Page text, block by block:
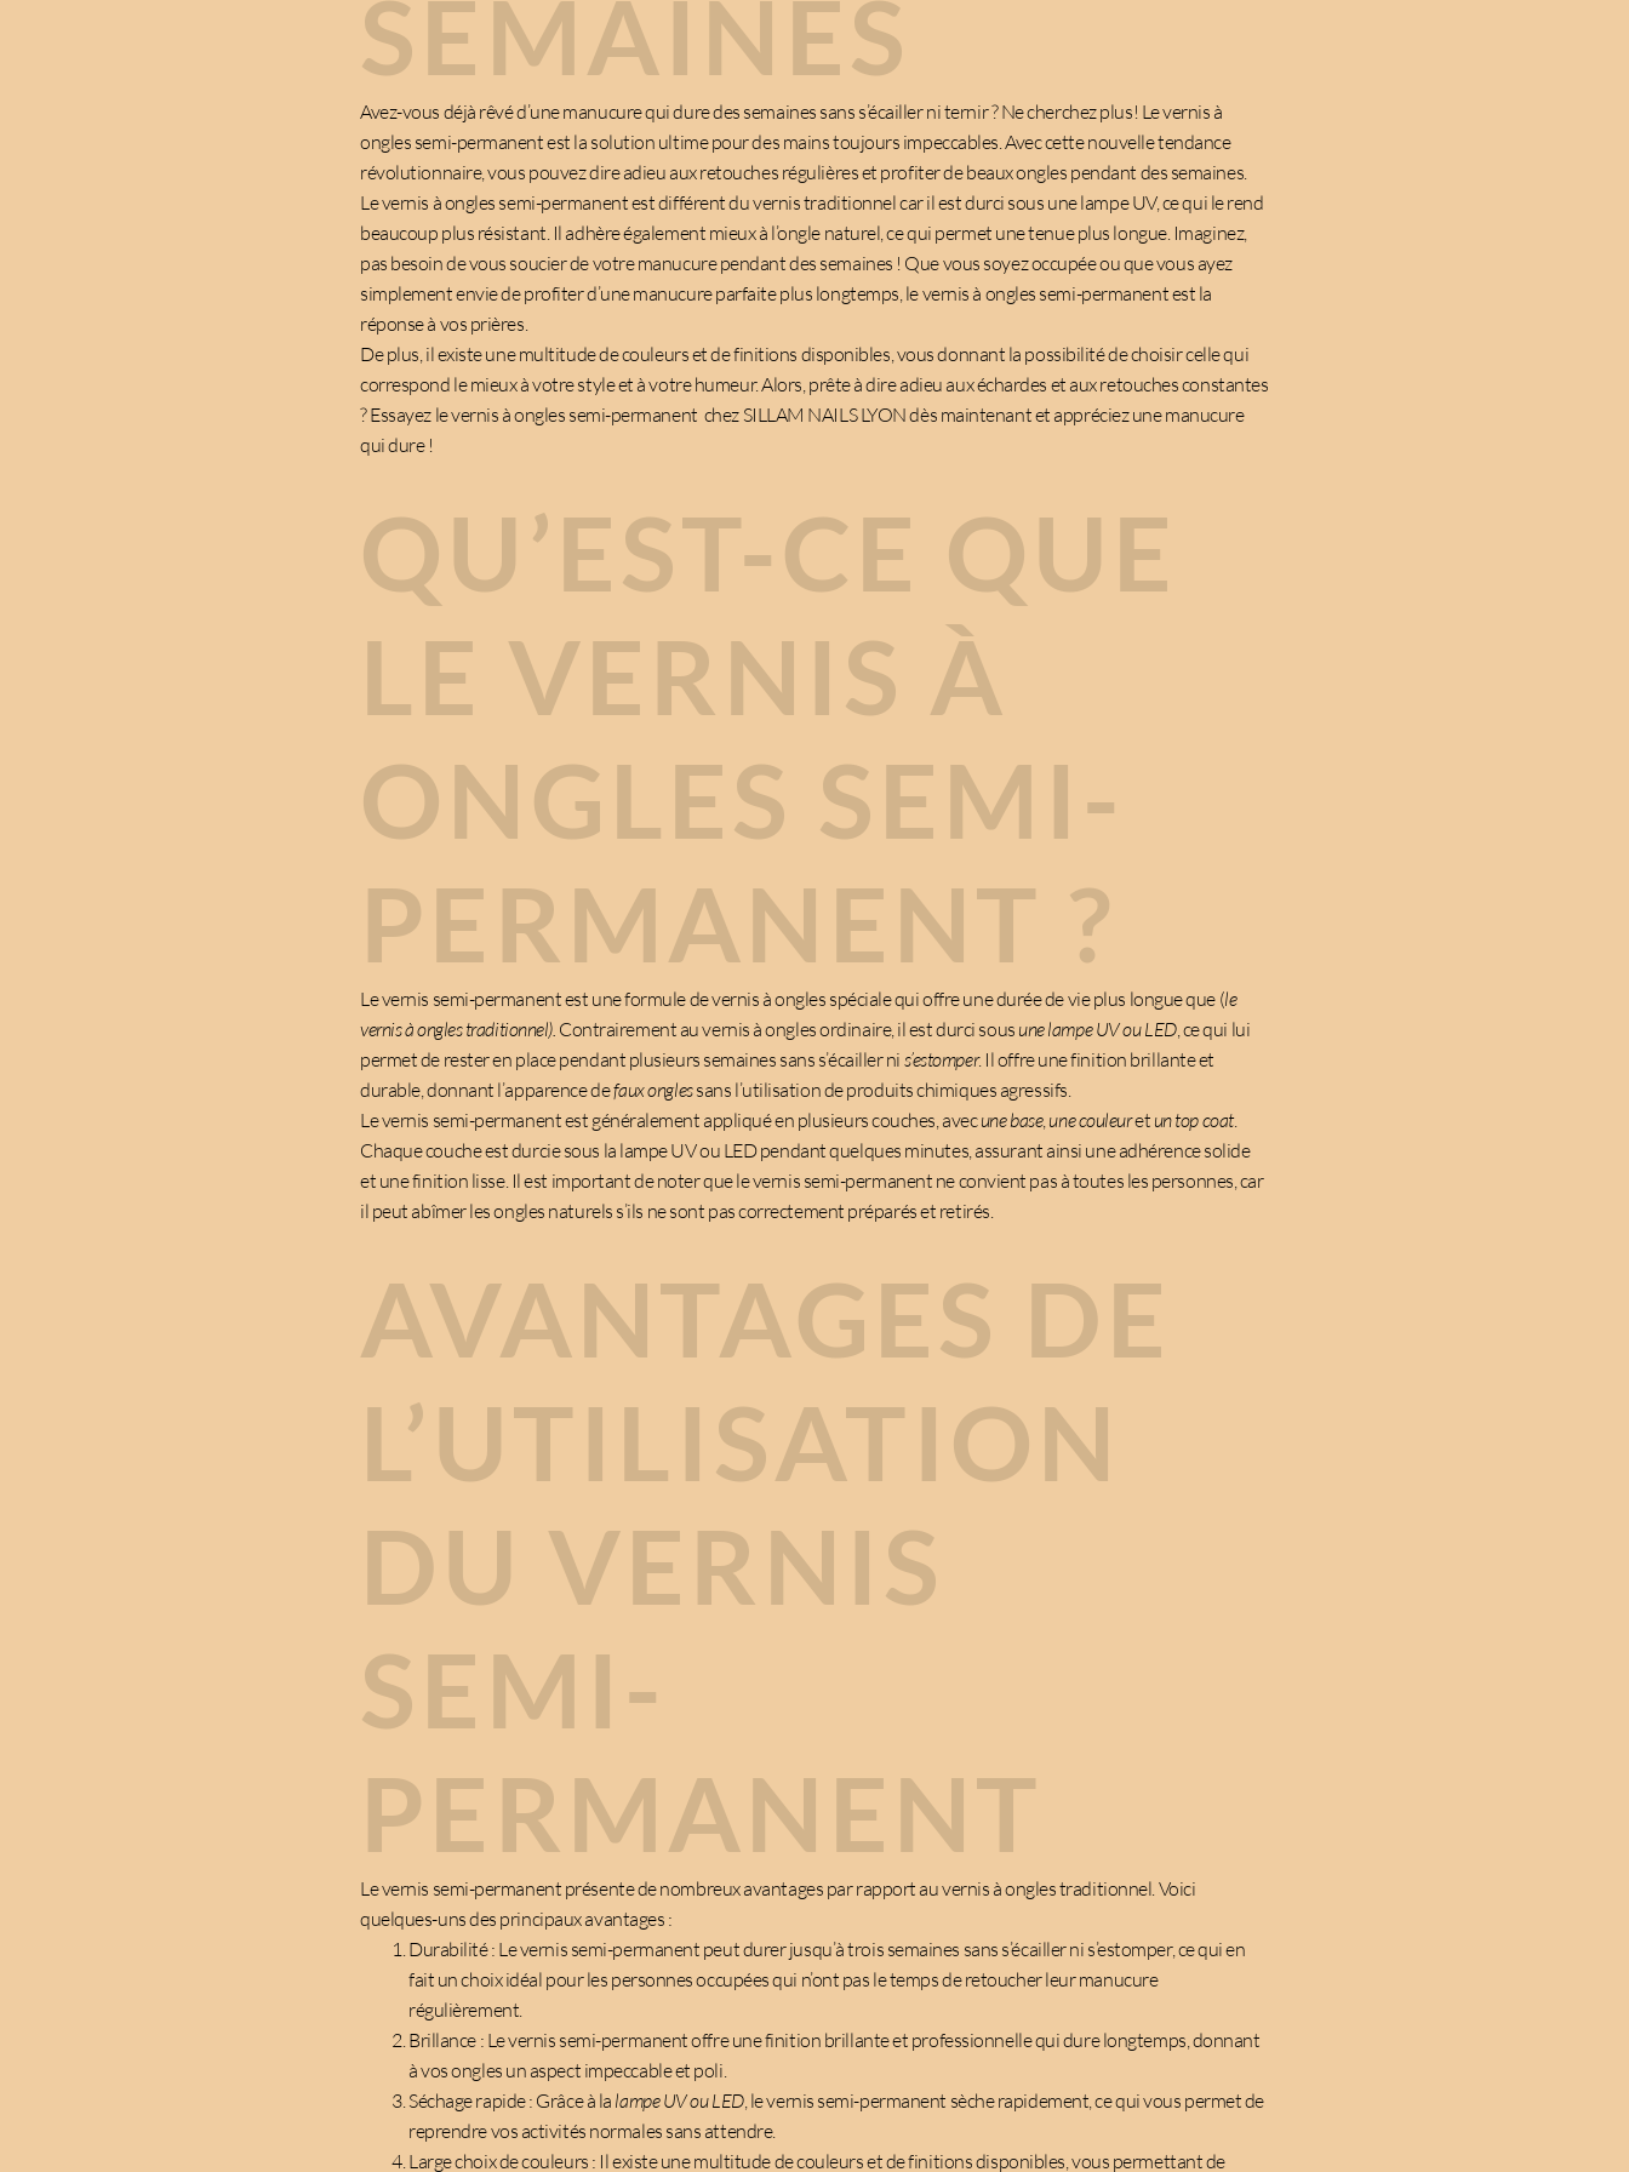
SEMAINES
Avez-vous déjà rêvé d’une manucure qui dure des semaines sans s’écailler ni ternir ? Ne cherchez plus! Le vernis à
ongles semi-permanent est la solution ultime pour des mains toujours impeccables. Avec cette nouvelle tendance
révolutionnaire, vous pouvez dire adieu aux retouches régulières et profiter de beaux ongles pendant des semaines.
Le vernis à ongles semi-permanent est différent du vernis traditionnel car il est durci sous une lampe UV, ce qui le rend
beaucoup plus résistant. Il adhère également mieux à l’ongle naturel, ce qui permet une tenue plus longue. Imaginez,
pas besoin de vous soucier de votre manucure pendant des semaines ! Que vous soyez occupée ou que vous ayez
simplement envie de profiter d’une manucure parfaite plus longtemps, le vernis à ongles semi-permanent est la
réponse à vos prières.
De plus, il existe une multitude de couleurs et de finitions disponibles, vous donnant la possibilité de choisir celle qui
correspond le mieux à votre style et à votre humeur. Alors, prête à dire adieu aux échardes et aux retouches constantes
? Essayez le vernis à ongles semi-permanent chezSILLAM NAILS LYONdès maintenant et appréciez une manucure
qui dure !
QU’EST-CE QUE
LE VERNIS À
ONGLES SEMI-
PERMANENT ?
Le vernis semi-permanent est une formule de vernis à ongles spéciale qui offre une durée de vie plus longue que (le
vernis à ongles traditionnel). Contrairement au vernis à ongles ordinaire, il est durci sous une lampe UV ou LED, ce qui lui
permet de rester en place pendant plusieurs semaines sans s’écailler ni s’estomper. Il offre une finition brillante et
durable, donnant l’apparence defaux onglessans l’utilisation de produits chimiques agressifs.
Le vernis semi-permanent est généralement appliqué en plusieurs couches, avecune base, une couleuret un top coat.
Chaque couche est durcie sous la lampe UV ou LED pendant quelques minutes, assurant ainsi une adhérence solide
et une finition lisse. Il est important de noter que le vernis semi-permanent ne convient pas à toutes les personnes, car
il peut abîmer les ongles naturels s’ils ne sont pas correctement préparés et retirés.
AVANTAGES DE
L’UTILISATION
DU VERNIS
SEMI-
PERMANENT
Le vernis semi-permanent présente de nombreux avantages par rapport au vernis à ongles traditionnel. Voici
quelques-uns des principaux avantages :
Durabilité : Le vernis semi-permanent peut durer jusqu’à trois semaines sans s’écailler ni s’estomper, ce qui en
fait un choix idéal pour les personnes occupées qui n’ont pas le temps de retoucher leur manucure
régulièrement.
Brillance : Le vernis semi-permanent offre une finition brillante et professionnelle qui dure longtemps, donnant
à vos ongles un aspect impeccable et poli.
Séchage rapide : Grâce à la lampe UV ou LED, le vernis semi-permanent sèche rapidement, ce qui vous permet de
reprendre vos activités normales sans attendre.
Large choix de couleurs : Il existe une multitude de couleurs et de finitions disponibles, vous permettant de